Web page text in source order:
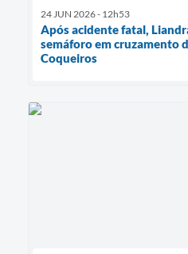
24 JUN 2026 - 12h53
Após acidente fatal,
semáforo em cruzamento
Coqueiros